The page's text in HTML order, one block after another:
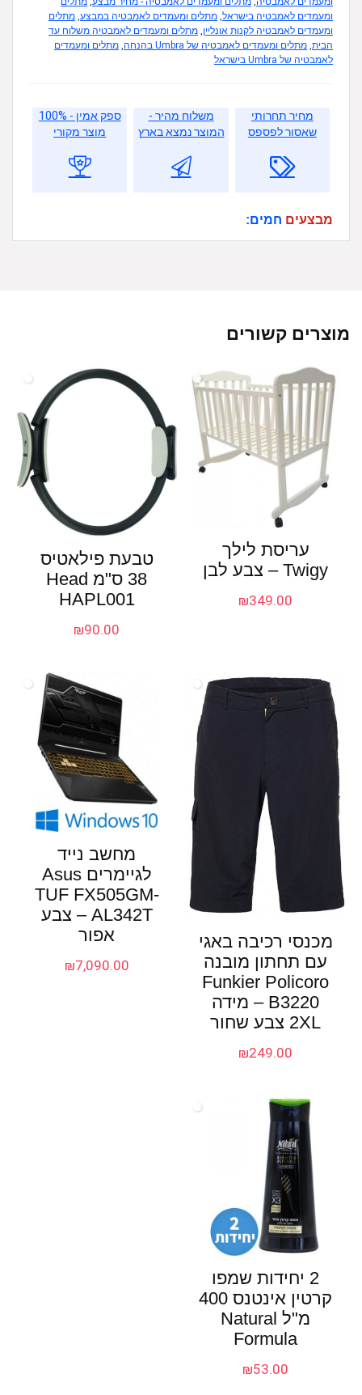
ומעמדים לאמבטיה בישראל, מתלים ומעמדים לאמבטיה במבצע, מתלים
ומעמדים לאמבטיה לקנות אונליין, מתלים ומעמדים לאמבטיה משלוח עד
הבית, מתלים ומעמדים לאמבטיה של Umbra בהנחה , מתלים ומעמדים
לאמבטיה של Umbra בישראל
מחיר תחרותי
שאסור לפספס
משלוח מהיר -
המוצר נמצא בארץ
ספק אמין - 100%
מוצר מקורי
מבצעים חמים:
מוצרים קשורים
עריסת לילך
Twigy – צבע לבן
₪349.00
טבעת פילאטיס
38 ס"מ Head
HAPL001
₪90.00
מכנסי רכיבה באגי
עם תחתון מובנה
Funkier Policoro
B3220 – מידה
2XL צבע שחור
₪249.00
מחשב נייד
לגיימרים Asus
TUF FX505GM-
AL342T – צבע
אפור
₪7,090.00
2 יחידות שמפו
קרטין אינטנס 400
מ"ל Natural
Formula
₪53.00